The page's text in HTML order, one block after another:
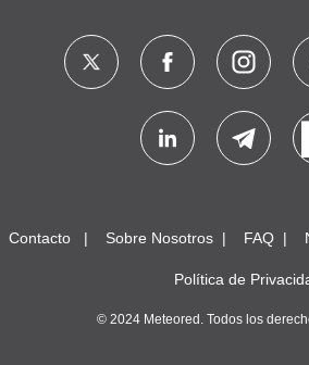
Contacto Sobre Nosotros FAQ
Política de
© 2024 Meteored. Todos los